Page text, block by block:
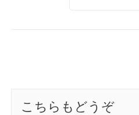
こちらもどうぞ